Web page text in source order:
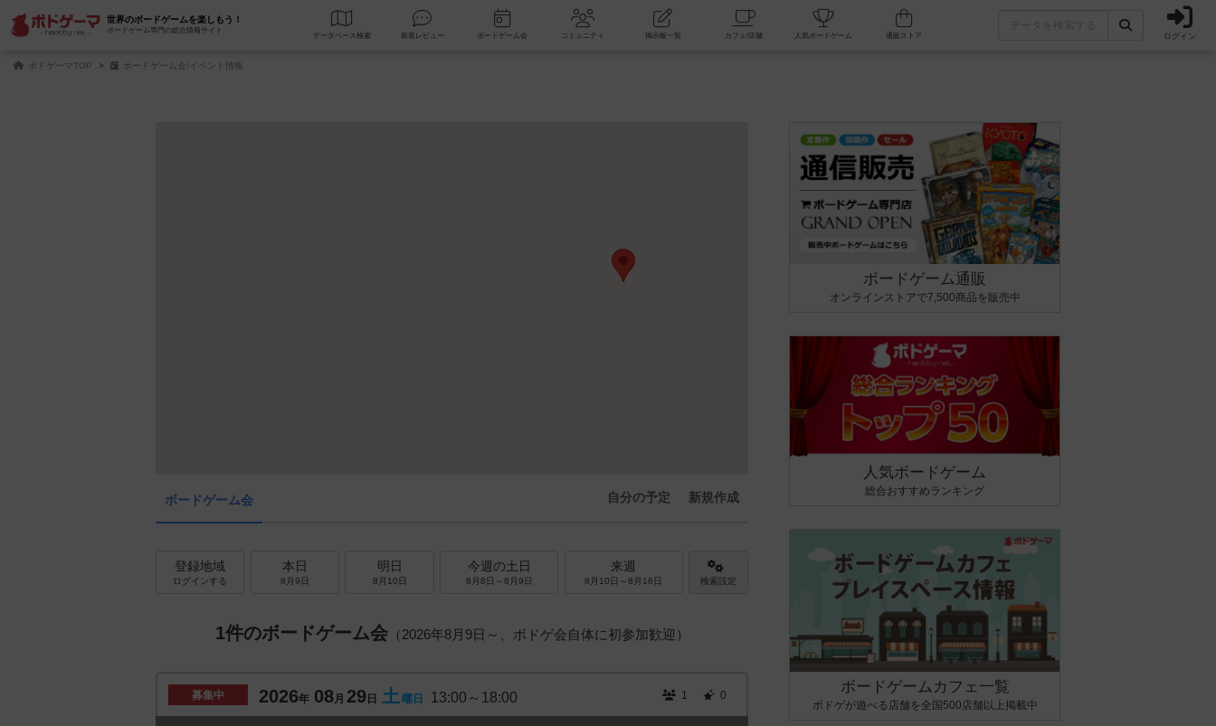
世界のボードゲームを楽しもう！
ボードゲーム専門の総合情報サイト
データベース 検索 新着レビュー ボードゲーム会 コミュニティ 掲示板一覧 カフェ/店舗 人気ボードゲーム ログイン
ボドゲーマTOP ボードゲーム会/イベント情報
ボードゲーム会 新規作成
自分の予定
登録地域
ログインする
本日
8月9日
明日
8月10日
今週の土日
8月8日～8月9日
来週
8月10日～8月16日 検索設定
1件のボードゲーム会（2026年8月9日～、ボドゲ会自体に初参加歓迎）
募集中 2026年 08 月 29 日 土 曜日 13:00～18:00 1 0
ボードゲーム通販
オンラインストアで7,500商品を販売中
人気ボードゲーム
総合おすすめランキング
ボードゲームカフェ一覧
ボドゲが遊べる店舗を全国500店舗以上掲載中